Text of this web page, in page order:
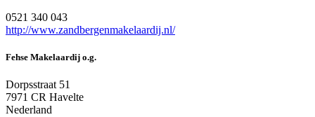
0521 340 043
http://www.zandbergenmakelaardij.nl/
Fehse Makelaardij o.g.
Dorpsstraat 51
7971 CR Havelte
Nederland